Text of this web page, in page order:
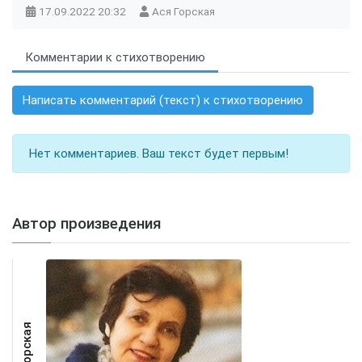
17.09.2022 20:32 Ася Горская
Комментарии к стихотворению
Написать комментарий (текст) к стихотворению
Нет комментариев. Ваш текст будет первым!
Автор произведения